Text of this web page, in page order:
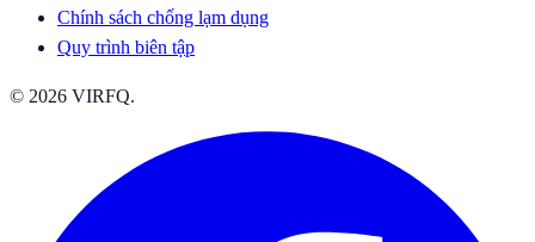
Chính sách chống lạm dụng
Quy trình biên tập
© 2026 VIRFQ.